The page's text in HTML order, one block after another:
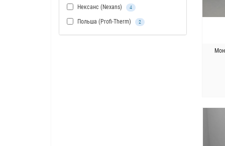
Нексанс (Nexans) 4
Польша (Profi-Therm) 2